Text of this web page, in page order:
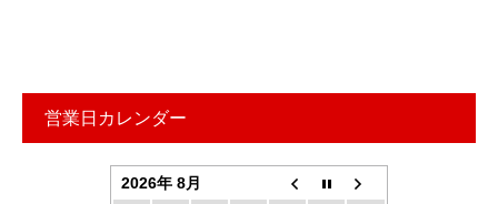
営業日カレンダー
2026年 8月